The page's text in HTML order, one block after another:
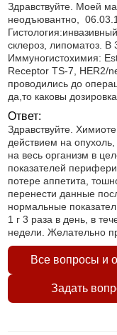
Здравствуйте. Моей
неодъювантно,
склероз, липоматоз. В
Иммуногистохимия:
Receptor TS-7, HER2/
проводились до
да,то каковы
Ответ:
Здравствуйте.
действием на
на весь организм в
показателей
потере аппетита,
перенести данные
нормальные
1 г 3 раза в день, в
недели. Желательно
Все вопросы и
Задать